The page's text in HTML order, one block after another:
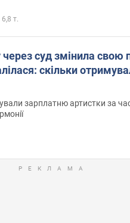
6,8 т.
через суд змінила свою
скільки
зарплатню артистки за